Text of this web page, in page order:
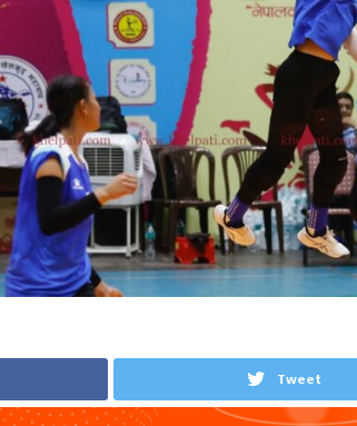
Tweet